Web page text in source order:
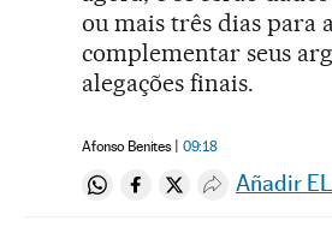
ou mais três dias para
complementar seus
alegações finais.
Afonso Benites 09:18
Compartir en Whatsapp
Compartir en
Compartir en
Desplegar
Añadir